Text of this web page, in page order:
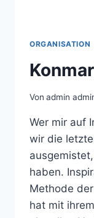
ORGANISATION
Von admin
Wer mir auf
wir die
haben.
Methode
hat mit